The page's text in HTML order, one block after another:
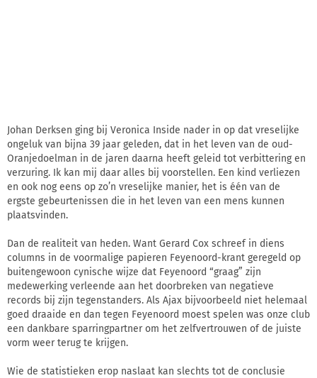
Johan Derksen ging bij Veronica Inside nader in op dat vreselijke
ongeluk van bijna 39 jaar geleden, dat in het leven van de oud-
Oranjedoelman in de jaren daarna heeft geleid tot verbittering en
verzuring. Ik kan mij daar alles bij voorstellen. Een kind verliezen
en ook nog eens op zo’n vreselijke manier, het is één van de
ergste gebeurtenissen die in het leven van een mens kunnen
plaatsvinden.
Dan de realiteit van heden. Want Gerard Cox schreef in diens
columns in de voormalige papieren Feyenoord-krant geregeld op
buitengewoon cynische wijze dat Feyenoord “graag” zijn
medewerking verleende aan het doorbreken van negatieve
records bij zijn tegenstanders. Als Ajax bijvoorbeeld niet helemaal
goed draaide en dan tegen Feyenoord moest spelen was onze club
een dankbare sparringpartner om het zelfvertrouwen of de juiste
vorm weer terug te krijgen.
Wie de statistieken erop naslaat kan slechts tot de conclusie